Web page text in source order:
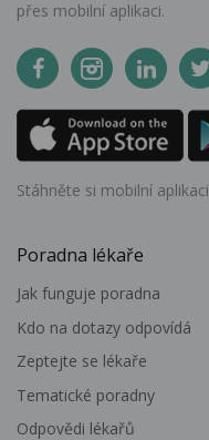
přes mobilní aplikaci.
Stáhněte si mobilní aplikaci
Poradna lékaře
Jak funguje poradna
Kdo na dotazy odpovídá
Zeptejte se lékaře
Tematické poradny
Odpovědi lékařů